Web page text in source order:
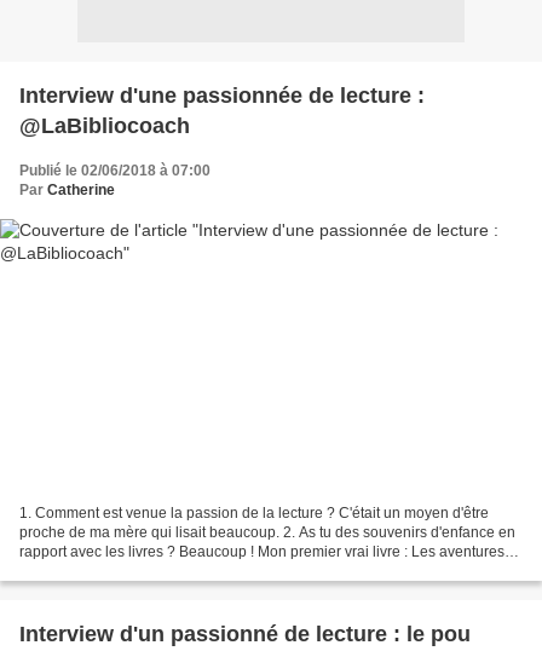
Interview d'une passionnée de lecture :
@LaBibliocoach
Publié le 02/06/2018 à 07:00
Par Catherine
1. Comment est venue la passion de la lecture ? C'était un moyen d'être
proche de ma mère qui lisait beaucoup. 2. As tu des souvenirs d'enfance en
rapport avec les livres ? Beaucoup ! Mon premier vrai livre : Les aventures
Interview d'un passionné de lecture : le pou